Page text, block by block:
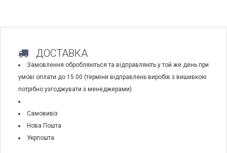
ДОСТАВКА
Замовлення обробляються та відправляють у той же день при
умові оплати до 15.00 (терміни відправлень виробів з вишивкою
потрібно узгоджувати з менеджерами)
Самовивіз
Нова Пошта
Укрпошта